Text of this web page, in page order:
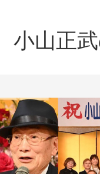
小山正